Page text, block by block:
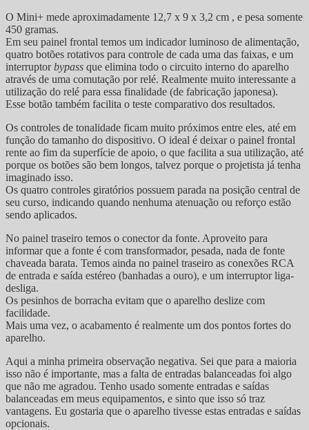
O Mini+ mede aproximadamente 12,7 x 9 x 3,2 cm , e pesa somente
450 gramas.
Em seu painel frontal temos um indicador luminoso de alimentação,
quatro botões rotativos para controle de cada uma das faixas, e um
interruptorbypass que elimina todo o circuito interno do aparelho
através de uma comutação por relé. Realmente muito interessante a
utilização do relé para essa finalidade (de fabricação japonesa).
Esse botão também facilita o teste comparativo dos resultados.
Os controles de tonalidade ficam muito próximos entre eles, até em
função do tamanho do dispositivo. O ideal é deixar o painel frontal
rente ao fim da superfície de apoio, o que facilita a sua utilização, até
porque os botões são bem longos, talvez porque o projetista já tenha
imaginado isso.
Os quatro controles giratórios possuem parada na posição central de
seu curso, indicando quando nenhuma atenuação ou reforço estão
sendo aplicados.
No painel traseiro temos o conector da fonte. Aproveito para
informar que a fonte é com transformador, pesada, nada de fonte
chaveada barata. Temos ainda no painel traseiro as conexões RCA
de entrada e saída estéreo (banhadas a ouro), e um interruptor liga-
desliga.
Os pesinhos de borracha evitam que o aparelho deslize com
facilidade.
Mais uma vez, o acabamento é realmente um dos pontos fortes do
aparelho.
Aqui a minha primeira observação negativa. Sei que para a maioria
isso não é importante, mas a falta de entradas balanceadas foi algo
que não me agradou. Tenho usado somente entradas e saídas
balanceadas em meus equipamentos, e sinto que isso só traz
vantagens. Eu gostaria que o aparelho tivesse estas entradas e saídas
opcionais.